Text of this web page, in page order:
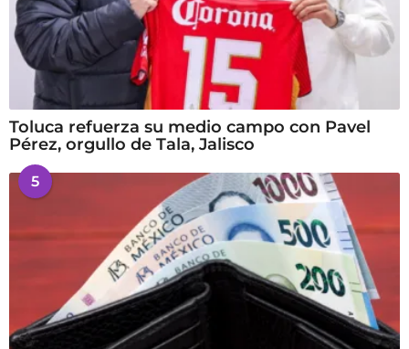
Toluca refuerza su medio campo con Pavel
Pérez, orgullo de Tala, Jalisco
5